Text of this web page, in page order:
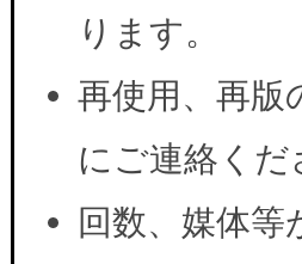
ります。
再使用、再版
にご連絡くだ
回数、媒体